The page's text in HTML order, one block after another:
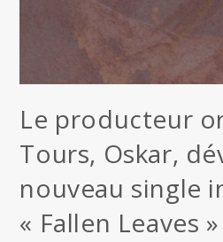
Le producteur
Tours, Oskar,
nouveau single
« Fallen Leaves »